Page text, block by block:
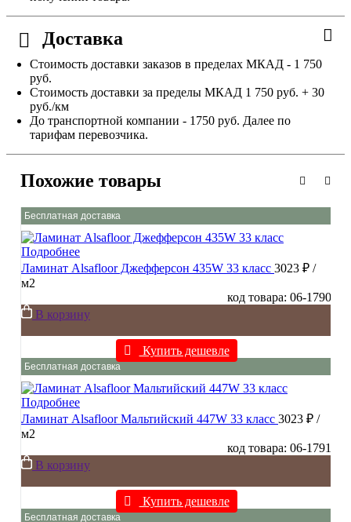
Доставка
Стоимость доставки заказов в пределах МКАД - 1 750
руб.
Стоимость доставки за пределы МКАД 1 750 руб. + 30
руб./км
До транспортной компании - 1750 руб. Далее по
тарифам перевозчика.
Похожие товары
Бесплатная доставка
Подробнее
Ламинат Alsafloor Джефферсон 435W 33 класс 3023 ₽ /
м2
код товара: 06-1790
В корзину
Купить дешевле
Бесплатная доставка
Подробнее
Ламинат Alsafloor Мальтийский 447W 33 класс 3023 ₽ /
м2
код товара: 06-1791
В корзину
Купить дешевле
Бесплатная доставка